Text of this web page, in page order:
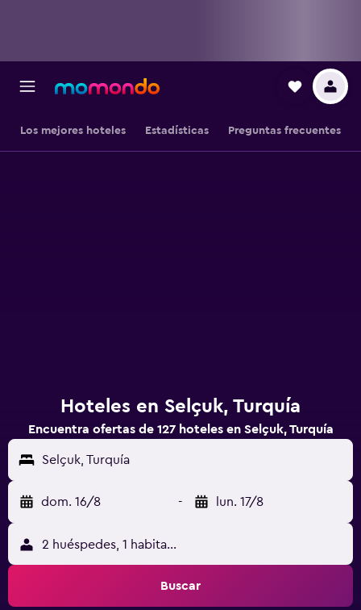
Los mejores hoteles Estadísticas Preguntas frecuentes
Hoteles en Selçuk, Turquía
Encuentra ofertas de 127 hoteles en Selçuk, Turquía
Selçuk, Turquía
dom. 16/8 - lun. 17/8
2 huéspedes, 1 habitación
Buscar